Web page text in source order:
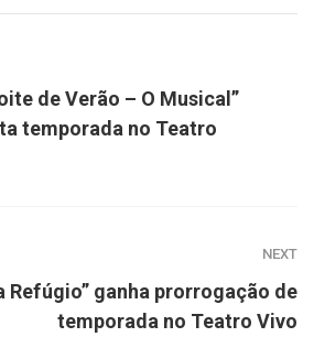
de Verão – O Musical”
temporada no Teatro
NEXT
Refúgio” ganha prorrogação de
temporada no Teatro Vivo